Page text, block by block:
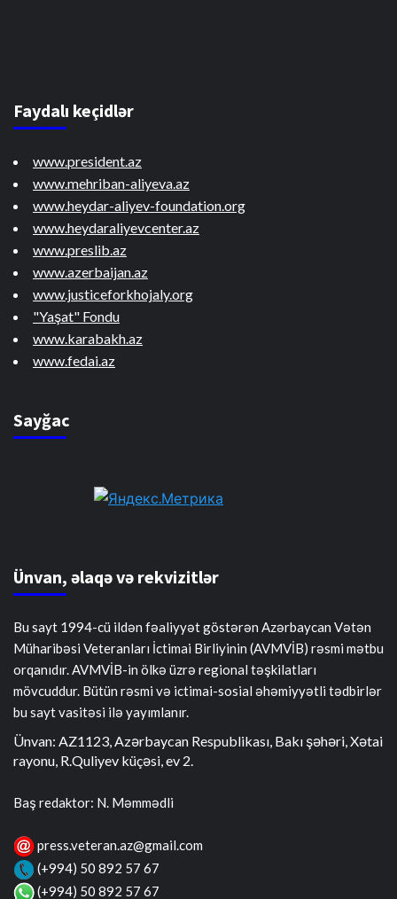
Faydalı keçidlər
www.president.az
www.mehriban-aliyeva.az
www.heydar-aliyev-foundation.org
www.heydaraliyevcenter.az
www.preslib.az
www.azerbaijan.az
www.justiceforkhojaly.org
"Yaşat" Fondu
www.karabakh.az
www.fedai.az
Sayğac
Ünvan, əlaqə və rekvizitlər
Bu sayt 1994-cü ildən fəaliyyət göstərən Azərbaycan Vətən
Müharibəsi Veteranları İctimai Birliyinin (AVMVİB) rəsmi mətbu
orqanıdır. AVMVİB-in ölkə üzrə regional təşkilatları
mövcuddur. Bütün rəsmi və ictimai-sosial əhəmiyyətli tədbirlər
bu sayt vasitəsi ilə yayımlanır.
Ünvan: AZ1123, Azərbaycan Respublikası, Bakı şəhəri, Xətai
rayonu, R.Quliyev küçəsi, ev 2.
Baş redaktor: N. Məmmədli
press.veteran.az@gmail.com
(+994) 50 892 57 67
(+994) 50 892 57 67